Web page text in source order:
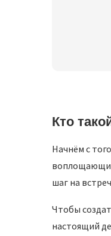
Кто
Начнём с
шаг на
Чтобы
настоящий